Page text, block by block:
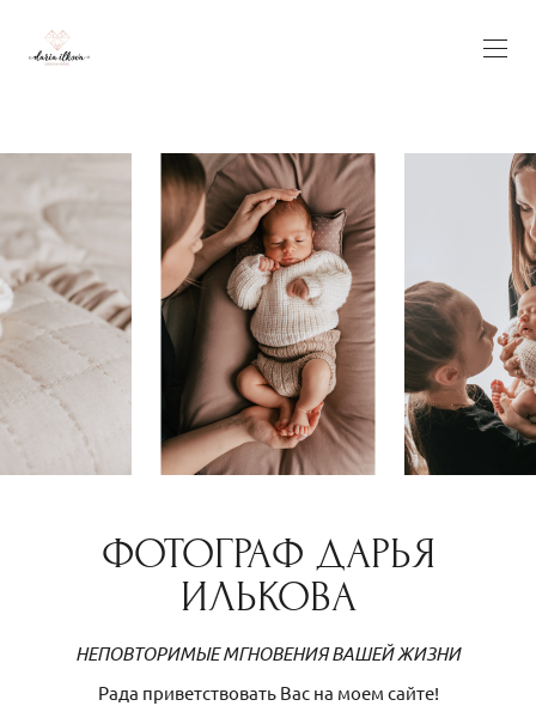
ФОТОГРАФ ДАРЬЯ
ИЛЬКОВА
НЕПОВТОРИМЫЕ МГНОВЕНИЯ ВАШЕЙ ЖИЗНИ
Рада приветствовать Вас на моем сайте!